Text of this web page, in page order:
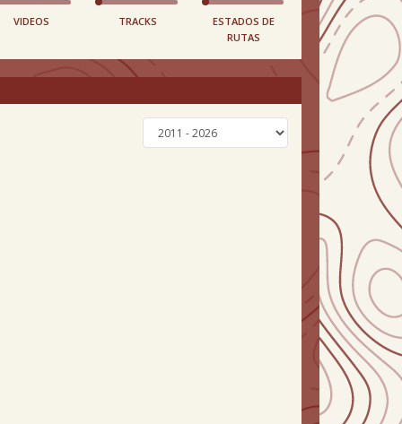
VIDEOS TRACKS
ESTADOS DE
RUTAS